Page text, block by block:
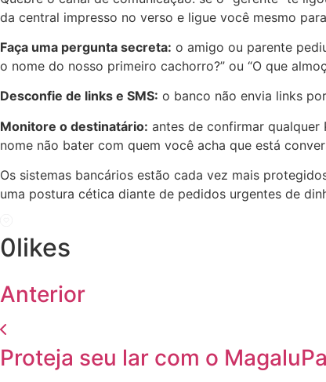
da central impresso no verso e ligue você mesmo
Faça uma pergunta secreta: o amigo ou parente
o nome do nosso primeiro cachorro?” ou “O que
Desconfie de links e SMS: o banco não envia links
Monitore o destinatário: antes de confirmar qualquer
nome não bater com quem você acha que está
Os sistemas bancários estão cada vez mais
uma postura cética diante de pedidos urgentes de
0likes
Anterior
Proteja seu lar com o